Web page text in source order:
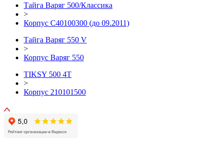
Тайга Варяг 500/Классика
>
Корпус С40100300 (до 09.2011)
Тайга Варяг 550 V
>
Корпус Варяг 550
TIKSY 500 4T
>
Корпус 210101500